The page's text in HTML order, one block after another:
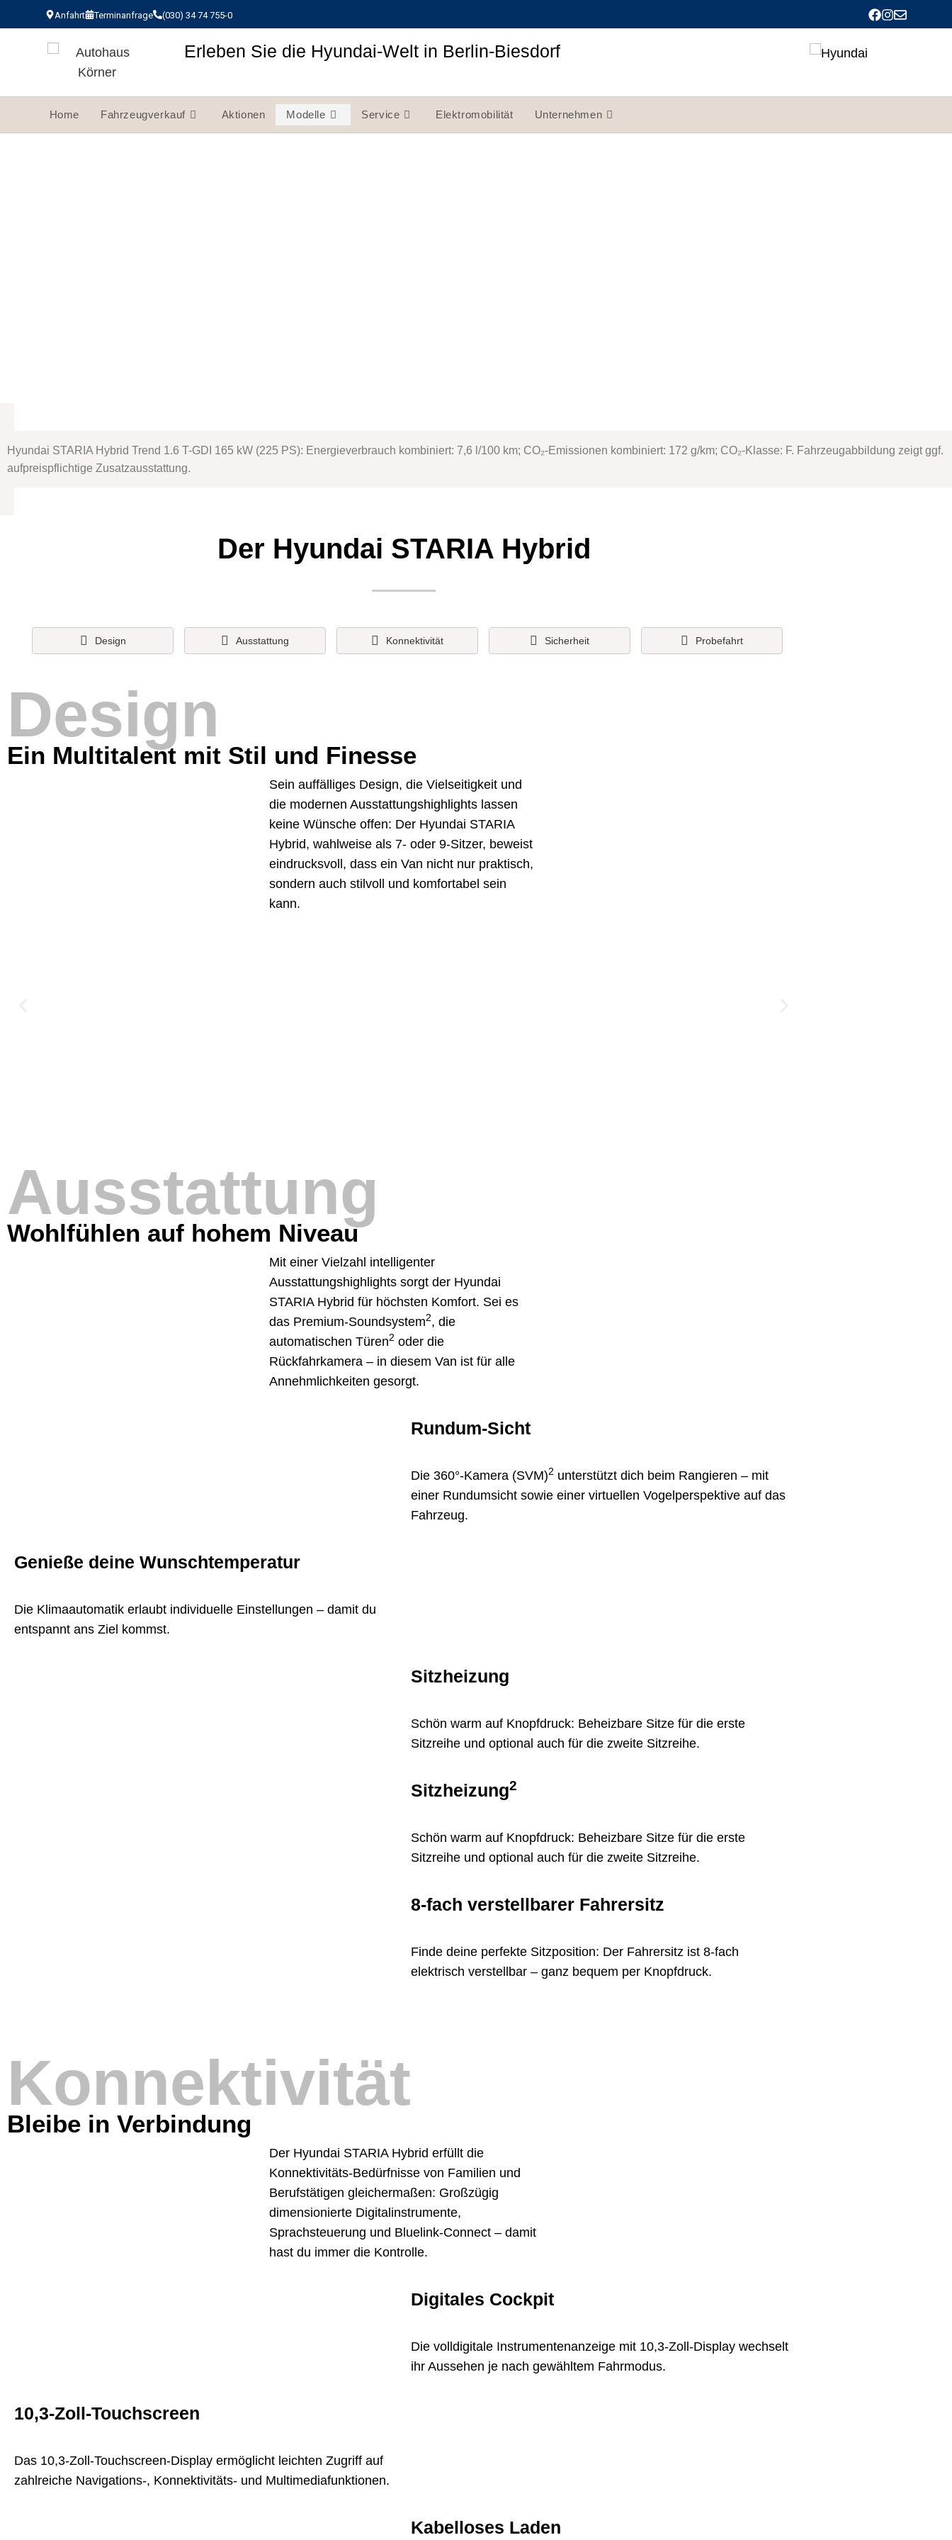
Anfahrt Terminanfrage (030) 34 74 755-0
Erleben Sie die Hyundai-Welt in Berlin-Biesdorf
Home Fahrzeugverkauf Aktionen Modelle Service Elektromobilität Unternehmen
Hyundai STARIA Hybrid Trend 1.6 T-GDI 165 kW (225 PS): Energieverbrauch kombiniert: 7,6 l/100 km; CO₂-Emissionen kombiniert: 172 g/km; CO₂-Klasse: F. Fahrzeugabbildung zeigt ggf.
aufpreispflichtige Zusatzausstattung.
Der Hyundai STARIA Hybrid
Design Ausstattung Konnektivität Sicherheit Probefahrt
Design
Ein Multitalent mit Stil und Finesse
Sein auffälliges Design, die Vielseitigkeit und
die modernen Ausstattungshighlights lassen
keine Wünsche offen: Der Hyundai STARIA
Hybrid, wahlweise als 7- oder 9-Sitzer, beweist
eindrucksvoll, dass ein Van nicht nur praktisch,
sondern auch stilvoll und komfortabel sein
kann.
Ausstattung
Wohlfühlen auf hohem Niveau
Mit einer Vielzahl intelligenter
Ausstattungshighlights sorgt der Hyundai
STARIA Hybrid für höchsten Komfort. Sei es
das Premium-Soundsystem2, die
automatischen Türen2 oder die
Rückfahrkamera – in diesem Van ist für alle
Annehmlichkeiten gesorgt.
Rundum-Sicht
Die 360°-Kamera (SVM)2 unterstützt dich beim Rangieren – mit
einer Rundumsicht sowie einer virtuellen Vogelperspektive auf das
Fahrzeug.
Genieße deine Wunschtemperatur
Die Klimaautomatik erlaubt individuelle Einstellungen – damit du
entspannt ans Ziel kommst.
Sitzheizung
Schön warm auf Knopfdruck: Beheizbare Sitze für die erste
Sitzreihe und optional auch für die zweite Sitzreihe.
Sitzheizung2
Schön warm auf Knopfdruck: Beheizbare Sitze für die erste
Sitzreihe und optional auch für die zweite Sitzreihe.
8-fach verstellbarer Fahrersitz
Finde deine perfekte Sitzposition: Der Fahrersitz ist 8-fach
elektrisch verstellbar – ganz bequem per Knopfdruck.
Konnektivität
Bleibe in Verbindung
Der Hyundai STARIA Hybrid erfüllt die
Konnektivitäts-Bedürfnisse von Familien und
Berufstätigen gleichermaßen: Großzügig
dimensionierte Digitalinstrumente,
Sprachsteuerung und Bluelink-Connect – damit
hast du immer die Kontrolle.
Digitales Cockpit
Die volldigitale Instrumentenanzeige mit 10,3-Zoll-Display wechselt
ihr Aussehen je nach gewähltem Fahrmodus.
10,3-Zoll-Touchscreen
Das 10,3-Zoll-Touchscreen-Display ermöglicht leichten Zugriff auf
zahlreiche Navigations-, Konnektivitäts- und Multimediafunktionen.
Kabelloses Laden